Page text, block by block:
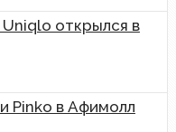
открылся в
Pinko в Афимолл